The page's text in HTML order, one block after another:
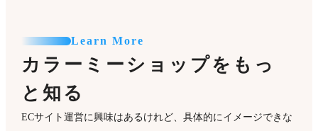
Learn More
カラーミーショップをもっ
と知る
ECサイト運営に興味はあるけれど、具体的にイメージできな